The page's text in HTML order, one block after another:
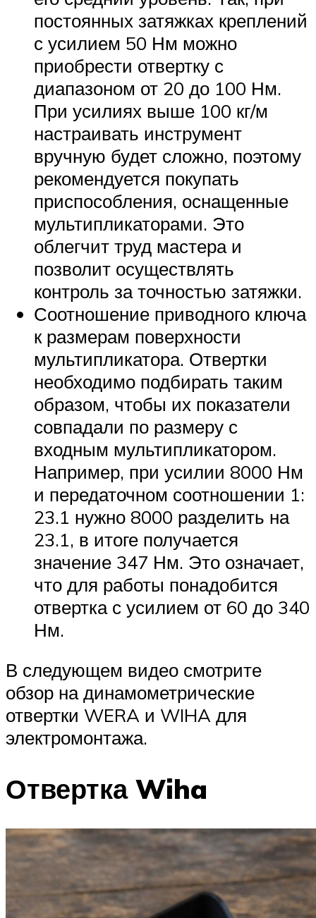
постоянных затяжках креплений
с усилием 50 Нм можно
приобрести отвертку с
диапазоном от 20 до 100 Нм.
При усилиях выше 100 кг/м
настраивать инструмент
вручную будет сложно, поэтому
рекомендуется покупать
приспособления, оснащенные
мультипликаторами. Это
облегчит труд мастера и
позволит осуществлять
контроль за точностью затяжки.
Соотношение приводного ключа
к размерам поверхности
мультипликатора. Отвертки
необходимо подбирать таким
образом, чтобы их показатели
совпадали по размеру с
входным мультипликатором.
Например, при усилии 8000 Нм
и передаточном соотношении 1:
23.1 нужно 8000 разделить на
23.1, в итоге получается
значение 347 Нм. Это означает,
что для работы понадобится
отвертка с усилием от 60 до 340
Нм.
В следующем видео смотрите
обзор на динамометрические
отвертки WERA и WIHA для
электромонтажа.
Отвертка Wiha